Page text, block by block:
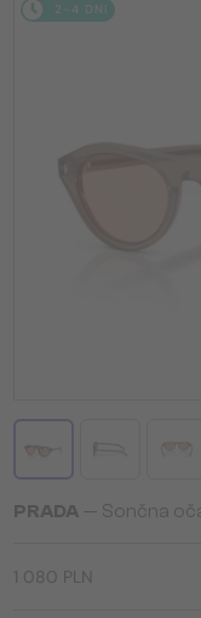
2-4 DNI
PRADA — Sončna
1 080 PLN